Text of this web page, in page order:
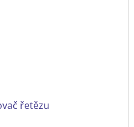
řetězu